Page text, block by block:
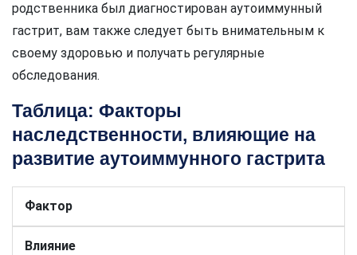
родственника был диагностирован аутоиммунный
гастрит, вам также следует быть внимательным к
своему здоровью и получать регулярные
обследования.
Таблица: Факторы
наследственности, влияющие на
развитие аутоиммунного гастрита
Фактор
Влияние